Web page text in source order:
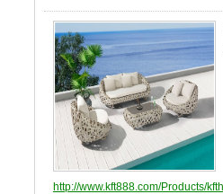
http://www.kft888.com/Products/